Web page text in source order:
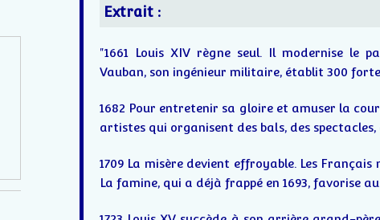
Extrait :
"1661 Louis XIV règne seul. Il modernise le
Vauban, son ingénieur militaire, établit 300
1682 Pour entretenir sa gloire et amuser la
artistes qui organisent des bals, des spectacles,
1709 La misère devient effroyable. Les
La famine, qui a déjà frappé en 1693, favorise